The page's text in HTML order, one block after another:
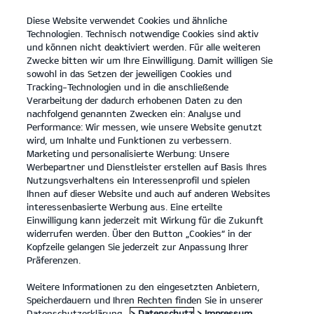
open
menu
KONTAKT
KONFIGURATOR
Kia Picanto: Kraftstoffverbrauch kombiniert 4,9 – 5,6 l/100km; CO₂-
Emissionen kombiniert 110 – 127 g/km. CO₂-Klasse D.
Kia Stonic: Kraftstoffverbrauch kombiniert 5,5 – 5,8 l/100km; CO₂-
Emissionen kombiniert 125 – 132 g/km. CO₂-Klasse D.
Kia Ceed: Kraftstoffverbrauch kombiniert 5,3 – 6,3 l/100km; CO₂-
Emissionen kombiniert 127– 142 g/km. CO₂-Klasse E.
Kia XCeed: Kraftstoffverbrauch kombiniert 6,1 – 6,3 l/100km; CO₂-
Kia ProCeed: Kraftstoffverbrauch kombiniert 6,3 l/100km; CO₂-
Emissionen kombiniert 142 g/km. CO₂-Klasse E.
Kia Ceed Sportswagon: Kraftstoffverbrauch kombiniert 5,7 – 6,4
l/100km; CO₂-Emissionen kombiniert 128 – 145 g/km. CO₂-Klasse D
CO₂-Emissionen kombiniert 131 – 159 g/km. CO₂-Klasse D – F.
Kia Sorento Kraftstoffverbrauch kombiniert 6,2 – 6,6 l/100km; CO₂-
Emissionen kombiniert 163 – 174 g/km. CO₂-Klasse F.
Diese Website verwendet Cookies und ähnliche
Technologien. Technisch notwendige Cookies sind aktiv
und können nicht deaktiviert werden. Für alle weiteren
Zwecke bitten wir um Ihre Einwilligung. Damit willigen Sie
sowohl in das Setzen der jeweiligen Cookies und
Tracking-Technologien und in die anschließende
Verarbeitung der dadurch erhobenen Daten zu den
nachfolgend genannten Zwecken ein: Analyse und
Performance: Wir messen, wie unsere Website genutzt
wird, um Inhalte und Funktionen zu verbessern.
Marketing und personalisierte Werbung: Unsere
Werbepartner und Dienstleister erstellen auf Basis Ihres
Nutzungsverhaltens ein Interessenprofil und spielen
Ihnen auf dieser Website und auch auf anderen Websites
interessenbasierte Werbung aus. Eine erteilte
Einwilligung kann jederzeit mit Wirkung für die Zukunft
widerrufen werden. Über den Button „Cookies“ in der
Kopfzeile gelangen Sie jederzeit zur Anpassung Ihrer
Präferenzen.
Weitere Informationen zu den eingesetzten Anbietern,
Speicherdauern und Ihren Rechten finden Sie in unserer